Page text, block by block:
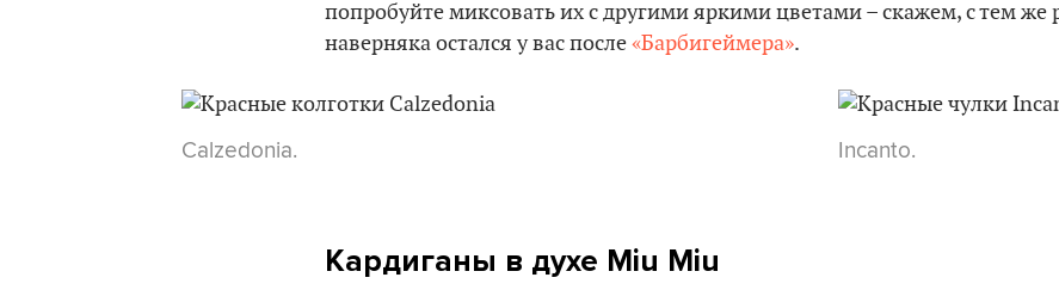
попробуйте миксовать их с другими яркими цветами – скажем, с тем
наверняка остался у вас после«Барбигеймера».
Calzedonia. Incanto.
Кардиганы в духе Miu Miu